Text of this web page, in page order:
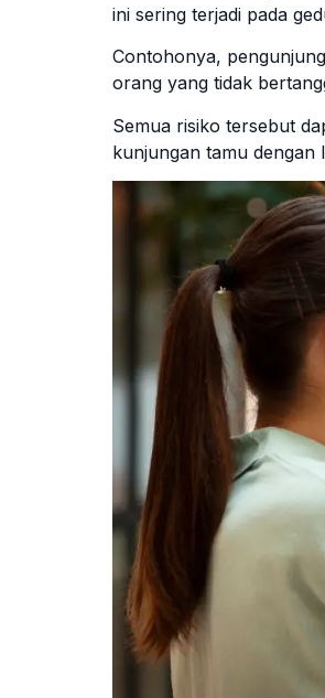
ini sering terjadi pada
Contohonya,
orang yang tidak
Semua risiko tersebut
kunjungan tamu dengan